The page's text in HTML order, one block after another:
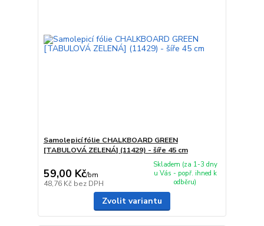
Samolepicí fólie CHALKBOARD GREEN
[TABULOVÁ ZELENÁ] (11429) - šíře 45 cm
59,00 Kč/bm
48,76 Kč bez DPH
Skladem (za 1-3 dny
u Vás - popř. ihned k
odběru)
Zvolit variantu